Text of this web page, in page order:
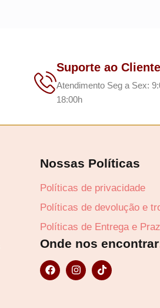
Suporte ao Cliente
Atendimento Seg a Sex:
18:00h
Nossas Políticas
Políticas de privacidade
Políticas de devolução e
Políticas de Entrega e
Onde nos
F
a
c
I
n
s
T
i
k